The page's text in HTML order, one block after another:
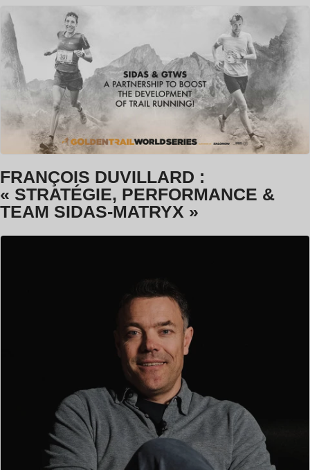
FRANÇOIS DUVILLARD :
« STRATÉGIE, PERFORMANCE &
TEAM SIDAS-MATRYX »